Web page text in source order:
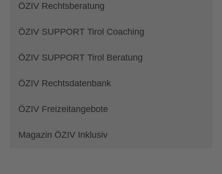
ÖZIV Rechtsberatung
ÖZIV SUPPORT Tirol Coaching
ÖZIV SUPPORT Tirol Beratung
ÖZIV Rechtsdatenbank
ÖZIV Freizeitangebote
Magazin ÖZIV Inklusiv